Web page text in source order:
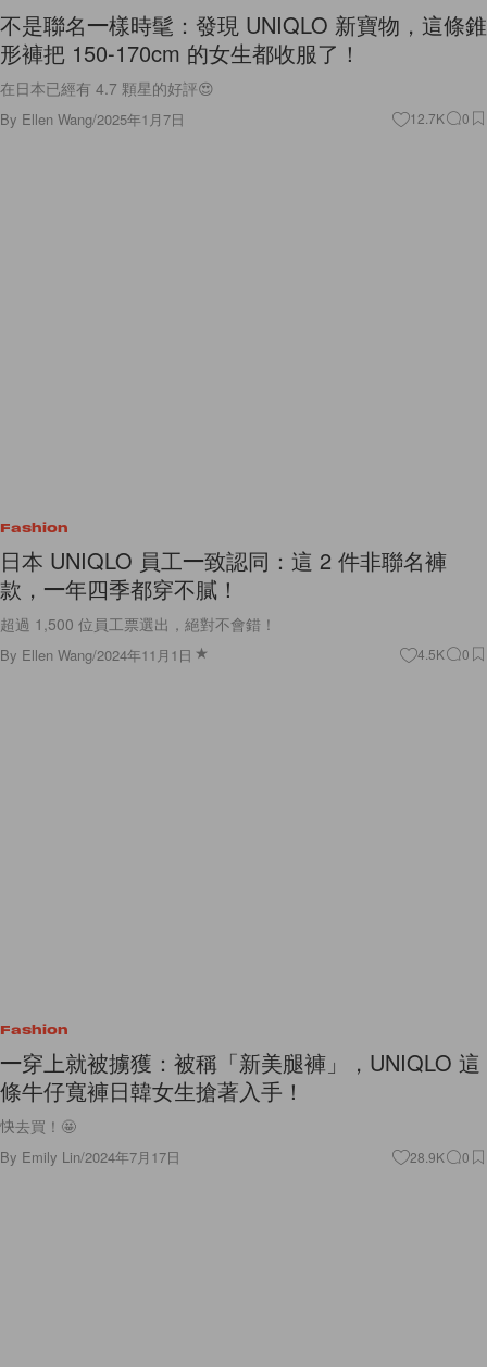
不是聯名一樣時髦：發現 UNIQLO 新寶物，這條錐
形褲把 150-170cm 的女生都收服了！
在日本已經有 4.7 顆星的好評😍
By Ellen Wang/2025年1月7日 12.7K 0
Fashion
日本 UNIQLO 員工一致認同：這 2 件非聯名褲
款，一年四季都穿不膩！
超過 1,500 位員工票選出，絕對不會錯！
By Ellen Wang/2024年11月1日 4.5K 0
Fashion
一穿上就被擄獲：被稱「新美腿褲」，UNIQLO 這
條牛仔寬褲日韓女生搶著入手！
快去買！🤩
By Emily Lin/2024年7月17日 28.9K 0